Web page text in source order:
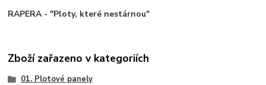
RAPERA - "Ploty, které nestárnou"
Zboží zařazeno v kategoriích
01. Plotové panely